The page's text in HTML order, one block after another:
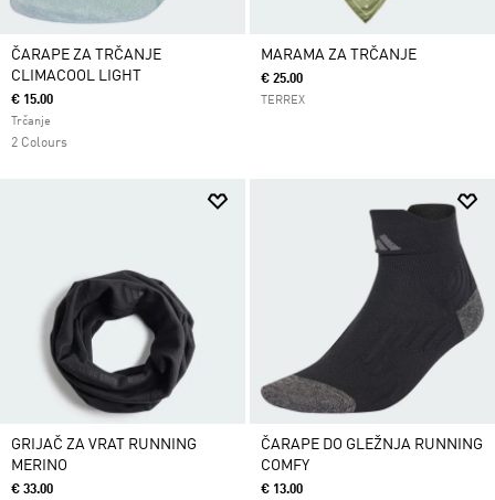
ČARAPE ZA TRČANJE
CLIMACOOL LIGHT
€ 15.00
Trčanje
2 Colours
MARAMA ZA TRČANJE
€ 25.00
TERREX
GRIJAČ ZA VRAT RUNNING
MERINO
€ 33.00
ČARAPE DO GLEŽNJA RUNNING
COMFY
€ 13.00